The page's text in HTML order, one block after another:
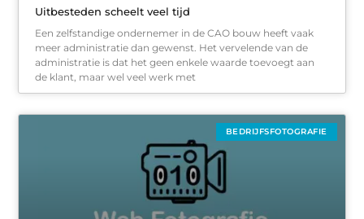
Uitbesteden scheelt veel tijd
Een zelfstandige ondernemer in de CAO bouw heeft vaak
meer administratie dan gewenst. Het vervelende van de
administratie is dat het geen enkele waarde toevoegt aan
de klant, maar wel veel werk met
BEDRIJFSFOTOGRAFIE